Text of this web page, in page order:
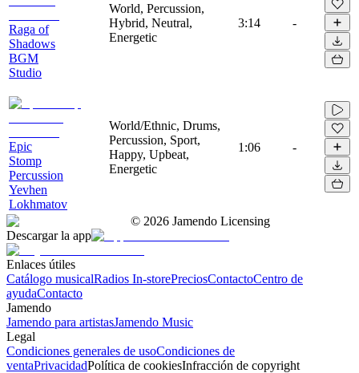
Raga of
Shadows
BGM
Studio
World, Percussion,
Hybrid, Neutral,
Energetic
3:14 -
Epic
Stomp
Percussion
Yevhen
Lokhmatov
World/Ethnic, Drums,
Percussion, Sport,
Happy, Upbeat,
Energetic
1:06 -
© 2026 Jamendo Licensing
Descargar la app
Enlaces útiles
Catálogo musicalRadios In-storePreciosContactoCentro de
ayudaContacto
Jamendo
Jamendo para artistasJamendo Music
Legal
Condiciones generales de usoCondiciones de
ventaPrivacidadPolítica de cookiesInfracción de copyright